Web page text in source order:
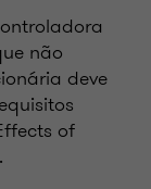
não
deve
of